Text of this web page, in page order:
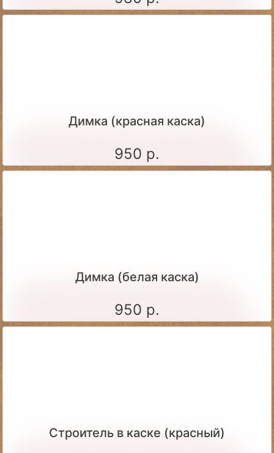
Димка (красная каска)
950 р.
Димка (белая каска)
950 р.
Строитель в каске (красный)